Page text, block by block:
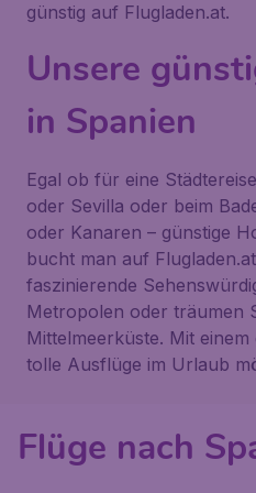
günstig auf Flugladen.at.
Unsere
in Spanien
Egal ob für eine
oder Sevilla oder beim
oder Kanaren – günstige
bucht man auf
faszinierende
Metropolen oder träumen
Mittelmeerküste. Mit
tolle Ausflüge im Urlaub
Flüge nach